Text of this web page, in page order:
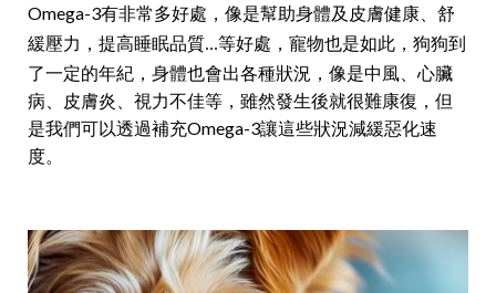
Omega-3有非常多好處，像是幫助身體及皮膚健康、舒
緩壓力，提高睡眠品質...等好處
，寵物也是如此，狗狗到
了一定的年紀，身體也會出各種狀況，像是中風、心臟
病、皮膚炎、視力不佳等，雖然發生後就很難康復，但
是我們可以透過補充Omega-3讓這些狀況減緩惡化速
度。